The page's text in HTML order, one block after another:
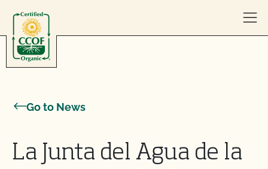
Go to News
La Junta del Agua de la